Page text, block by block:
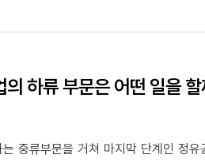
하류 부문은 어떤 일을
중류부문을 거쳐 마지막 단계인 정유